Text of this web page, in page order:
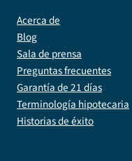
Acerca de
Blog
Sala de prensa
Preguntas frecuentes
Garantía de 21 días
Terminología hipotecaria
Historias de éxito